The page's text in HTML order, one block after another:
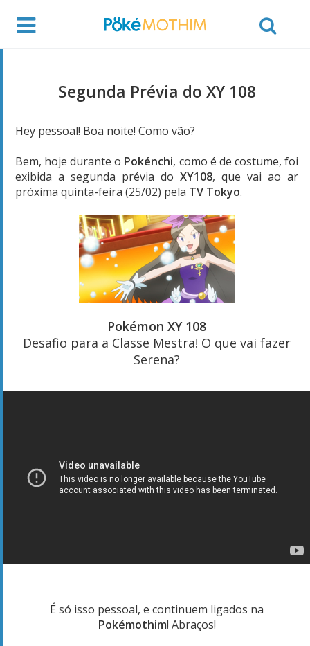
Segunda Prévia do XY 108
Hey pessoal! Boa noite! Como vão?
Bem, hoje durante o Pokénchi, como é de costume, foi
exibida a segunda prévia do XY108, que vai ao ar
próxima quinta-feira (25/02) pela TV Tokyo.
Pokémon XY 108
Desafio para a Classe Mestra! O que vai fazer
Serena?
É só isso pessoal, e continuem ligados na
Pokémothim! Abraços!